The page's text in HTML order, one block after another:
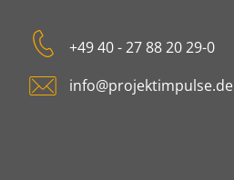
Tel:
+49 40 - 27 88 20 29-0
E-mail:info@projektimpulse.de